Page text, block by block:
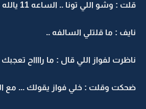
قلت : وشو اللي تونا .. الساعه 11 يالله في أمان الله
نايف : ما قلتلي السالفه ..
ناظرت لفواز اللي قال : ما رااااح تعجبك
ضحكت وقلت : خلي فواز يقولك ... مع